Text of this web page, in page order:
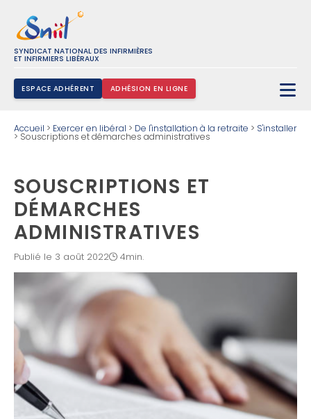
SYNDICAT NATIONAL DES INFIRMIÈRES
ET INFIRMIERS LIBÉRAUX
ESPACE ADHÉRENT ADHÉSION EN LIGNE
Accueil > Exercer en libéral > De l'installation à la retraite > S'installer
> Souscriptions et démarches administratives
SOUSCRIPTIONS ET
DÉMARCHES
ADMINISTRATIVES
Publié le 3 août 2022 4min.